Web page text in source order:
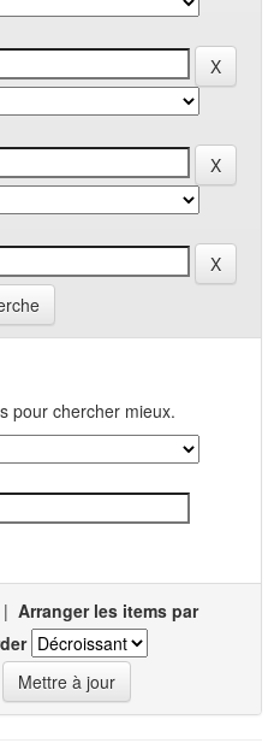
pour chercher mieux.
| Arranger les items par